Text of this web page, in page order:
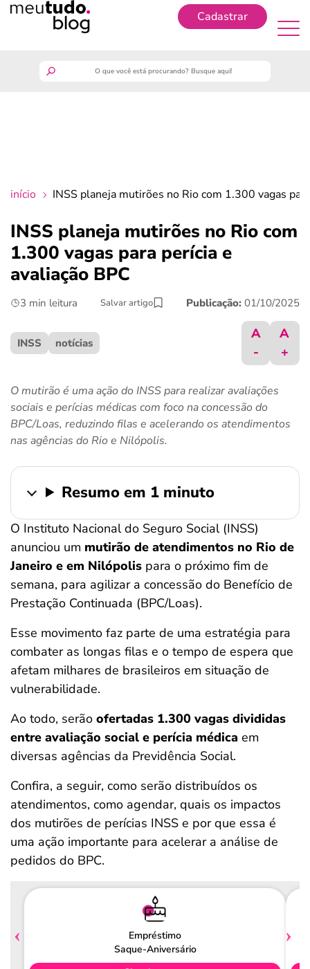
Cadastrar
crédito fácil
últimas notícias
início INSS planeja mutirões no Rio com 1.300 vagas
INSS planeja mutirões no Rio com
1.300 vagas para perícia e
avaliação BPC
3 min leitura Salvar artigo Publicação: 01/10/2025
INSS notícias
A
-
A
+
O mutirão é uma ação do INSS para realizar avaliações
sociais e perícias médicas com foco na concessão do
BPC/Loas, reduzindo filas e acelerando os atendimentos
nas agências do Rio e Nilópolis.
Resumo em 1 minuto
O Instituto Nacional do Seguro Social (INSS)
anunciou um mutirão de atendimentos no Rio de
Janeiro e em Nilópolis para o próximo fim de
semana, para agilizar a concessão do Benefício de
Prestação Continuada (BPC/Loas).
Esse movimento faz parte de uma estratégia para
combater as longas filas e o tempo de espera que
afetam milhares de brasileiros em situação de
vulnerabilidade.
Ao todo, serão ofertadas 1.300 vagas divididas
entre avaliação social e perícia médica em
diversas agências da Previdência Social.
Confira, a seguir, como serão distribuídos os
atendimentos, como agendar, quais os impactos
dos mutirões de perícias INSS e por que essa é
uma ação importante para acelerar a análise de
pedidos do BPC.
Empréstimo
Saque-Aniversário